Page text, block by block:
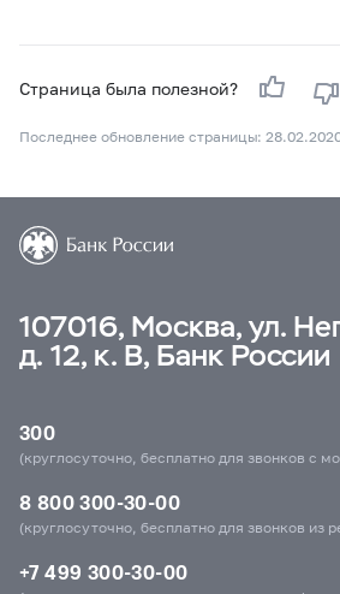
Страница была полезной?
Последнее обновление страницы:
107016, Москва, ул.
д. 12, к. В, Банк России
300
(круглосуточно, бесплатно для звонков с
8 800 300-30-00
(круглосуточно, бесплатно для звонков из
+7 499 300-30-00